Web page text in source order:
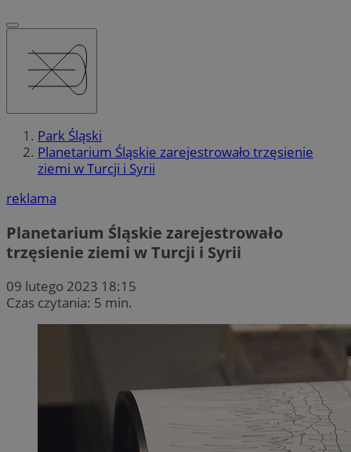
Park Śląski
Planetarium Śląskie zarejestrowało trzęsienie
ziemi w Turcji i Syrii
reklama
Planetarium Śląskie zarejestrowało
trzęsienie ziemi w Turcji i Syrii
09 lutego 2023 18:15
Czas czytania: 5 min.